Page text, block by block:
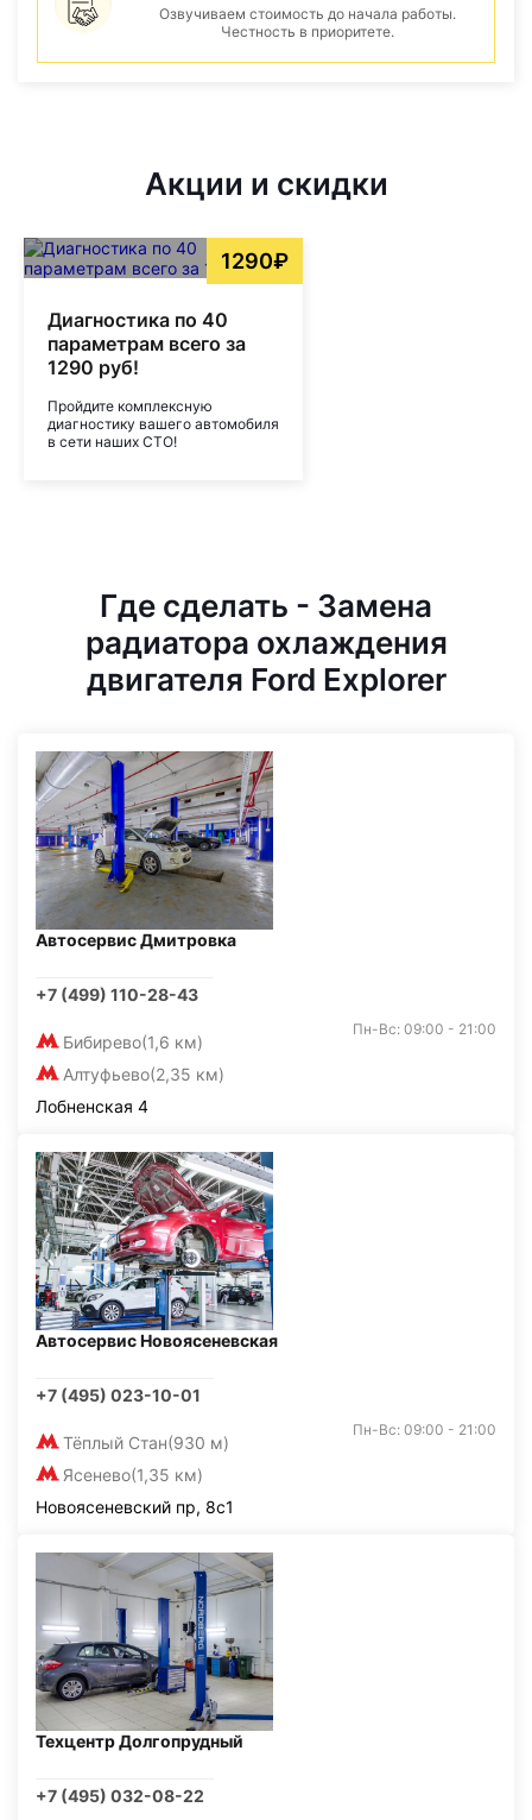
Озвучиваем стоимость до начала работы.
Честность в приоритете.
Акции и скидки
1290₽
Диагностика по 40
параметрам всего за
1290 руб!
Пройдите комплексную
диагностику вашего автомобиля
в сети наших СТО!
Где сделать - Замена
радиатора охлаждения
двигателя Ford Explorer
Автосервис Дмитровка
+7 (499) 110-28-43
Бибирево(1,6 км)
Алтуфьево(2,35 км)
Пн-Вс: 09:00 - 21:00
Лобненская 4
Автосервис Новоясеневская
+7 (495) 023-10-01
Тёплый Стан(930 м)
Ясенево(1,35 км)
Пн-Вс: 09:00 - 21:00
Новоясеневский пр, 8с1
Техцентр Долгопрудный
+7 (495) 032-08-22